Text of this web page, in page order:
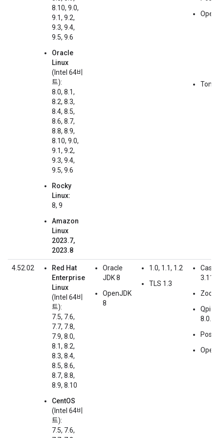
8.10, 9.0,
9.1, 9.2,
9.3, 9.4,
9.5, 9.6
Oracle
Linux
(Intel 64비
트):
8.0, 8.1,
8.2, 8.3,
8.4, 8.5,
8.6, 8.7,
8.8, 8.9,
8.10, 9.0,
9.1, 9.2,
9.3, 9.4,
9.5, 9.6
Rocky
Linux:
8, 9
Amazon
Linux
2023.7,
2023.8
4.52.02
Red Hat
Enterprise
Linux
(Intel 64비
트):
7.5, 7.6,
7.7, 7.8,
7.9, 8.0,
8.1, 8.2,
8.3, 8.4,
8.5, 8.6,
8.7, 8.8,
8.9, 8.10
CentOS
(Intel 64비
트):
7.5, 7.6,
Oracle
JDK 8
OpenJDK
8
1.0, 1.1, 1.2
TLS 1.3
Qpid
8.0.6